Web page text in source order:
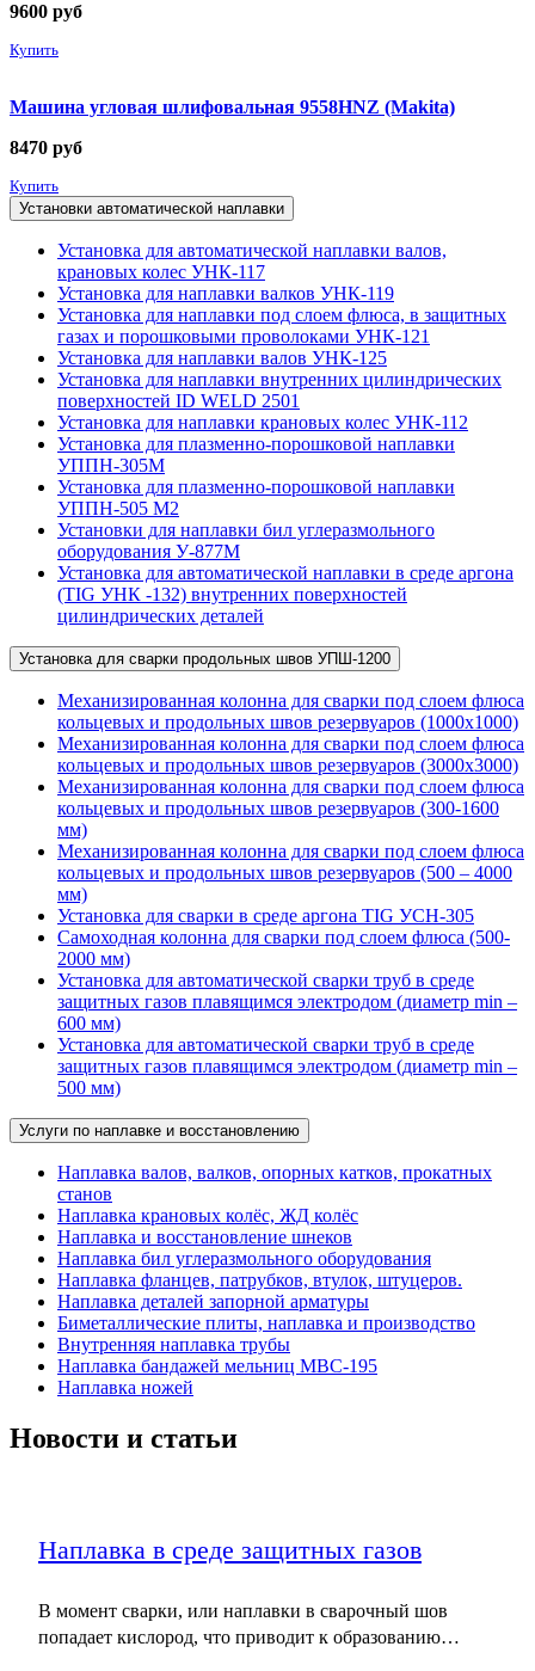
9600 руб
Купить
Машина угловая шлифовальная 9558HNZ (Makita)
8470 руб
Купить
Установки автоматической наплавки
Установка для автоматической наплавки валов,
крановых колес УНК-117
Установка для наплавки валков УНК-119
Установка для наплавки под слоем флюса, в защитных
газах и порошковыми проволоками УНК-121
Установка для наплавки валов УНК-125
Установка для наплавки внутренних цилиндрических
поверхностей ID WELD 2501
Установка для наплавки крановых колес УНК-112
Установка для плазменно-порошковой наплавки
УППН-305М
Установка для плазменно-порошковой наплавки
УППН-505 М2
Установки для наплавки бил углеразмольного
оборудования У-877М
Установка для автоматической наплавки в среде аргона
(TIG УНК -132) внутренних поверхностей
цилиндрических деталей
Установка для сварки продольных швов УПШ-1200
Механизированная колонна для сварки под слоем флюса
кольцевых и продольных швов резервуаров (1000х1000)
Механизированная колонна для сварки под слоем флюса
кольцевых и продольных швов резервуаров (3000х3000)
Механизированная колонна для сварки под слоем флюса
кольцевых и продольных швов резервуаров (300-1600
мм)
Механизированная колонна для сварки под слоем флюса
кольцевых и продольных швов резервуаров (500 – 4000
мм)
Установка для сварки в среде аргона TIG УСН-305
Самоходная колонна для сварки под слоем флюса (500-
2000 мм)
Установка для автоматической сварки труб в среде
защитных газов плавящимся электродом (диаметр min –
600 мм)
Установка для автоматической сварки труб в среде
защитных газов плавящимся электродом (диаметр min –
500 мм)
Услуги по наплавке и восстановлению
Наплавка валов, валков, опорных катков, прокатных
станов
Наплавка крановых колёс, ЖД колёс
Наплавка и восстановление шнеков
Наплавка бил углеразмольного оборудования
Наплавка фланцев, патрубков, втулок, штуцеров.
Наплавка деталей запорной арматуры
Биметаллические плиты, наплавка и производство
Внутренняя наплавка трубы
Наплавка бандажей мельниц МВС-195
Наплавка ножей
Новости и статьи
Наплавка в среде защитных газов
В момент сварки, или наплавки в сварочный шов
попадает кислород, что приводит к образованию…